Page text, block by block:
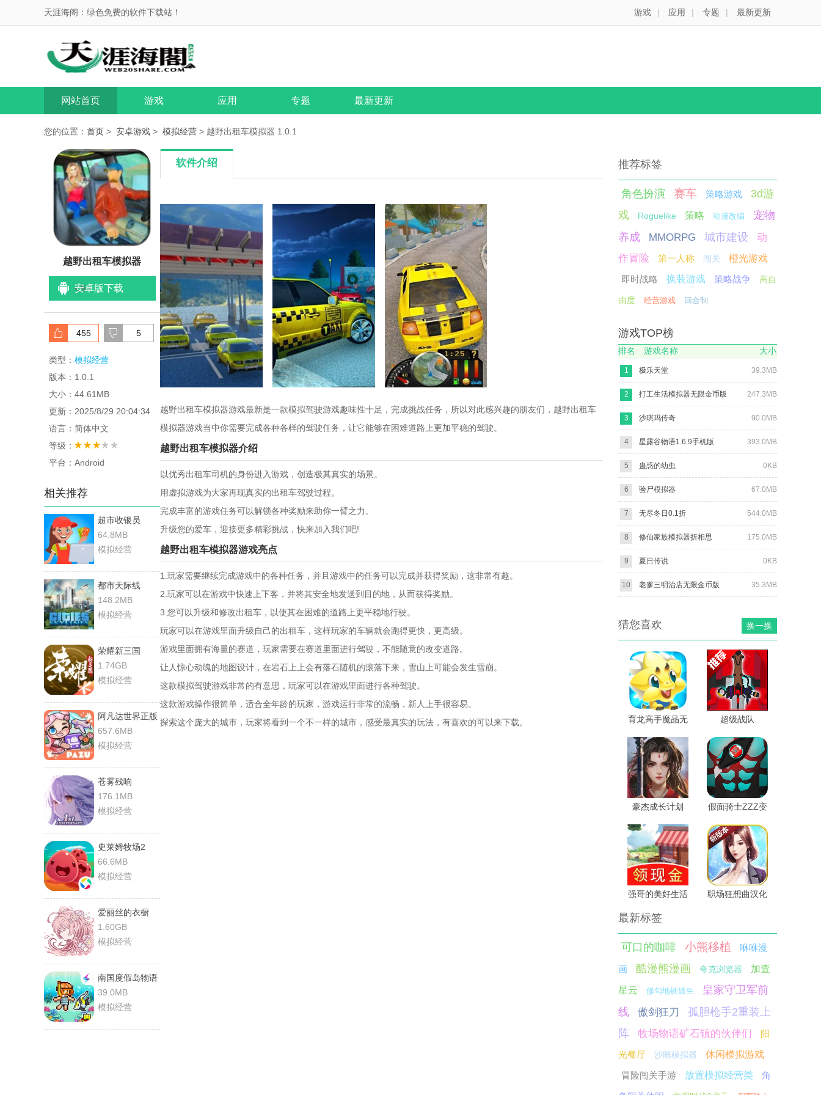
天涯海阁：绿色免费的软件下载站！ 游戏 | 应用 | 专题 | 最新更新
网站首页 游戏 应用 专题 最新更新
您的位置： 首页 > 安卓游戏 > 模拟经营 > 越野出租车模拟器 1.0.1
越野出租车模拟器
安卓版下载
</li>
455 5
类型： 模拟经营
版本：1.0.1
大小：44.61MB
更新：2025/8/29 20:04:34
语言：简体中文
等级：
平台：Android
相关推荐
超市收银员
64.8MB
模拟经营
都市天际线
148.2MB
模拟经营
荣耀新三国
1.74GB
模拟经营
阿凡达世界正版
657.6MB
模拟经营
苍雾残响
176.1MB
模拟经营
史莱姆牧场2
66.6MB
模拟经营
爱丽丝的衣橱
1.60GB
模拟经营
南国度假岛物语
39.0MB
模拟经营
软件介绍
越野出租车模拟器游戏最新是一款模拟驾驶游戏趣味性十足，完成挑战任务，所以对此感兴趣的朋友们，越野出租车
模拟器游戏当中你需要完成各种各样的驾驶任务，让它能够在困难道路上更加平稳的驾驶。
越野出租车模拟器介绍
以优秀出租车司机的身份进入游戏，创造极其真实的场景。
用虚拟游戏为大家再现真实的出租车驾驶过程。
完成丰富的游戏任务可以解锁各种奖励来助你一臂之力。
升级您的爱车，迎接更多精彩挑战，快来加入我们吧!
越野出租车模拟器游戏亮点
1.玩家需要继续完成游戏中的各种任务，并且游戏中的任务可以完成并获得奖励，这非常有趣。
2.玩家可以在游戏中快速上下客，并将其安全地发送到目的地，从而获得奖励。
3.您可以升级和修改出租车，以使其在困难的道路上更平稳地行驶。
玩家可以在游戏里面升级自己的出租车，这样玩家的车辆就会跑得更快，更高级。
游戏里面拥有海量的赛道，玩家需要在赛道里面进行驾驶，不能随意的改变道路。
让人惊心动魄的地图设计，在岩石上上会有落石随机的滚落下来，雪山上可能会发生雪崩。
这款模拟驾驶游戏非常的有意思，玩家可以在游戏里面进行各种驾驶。
这款游戏操作很简单，适合全年龄的玩家，游戏运行非常的流畅，新人上手很容易。
探索这个庞大的城市，玩家将看到一个不一样的城市，感受最真实的玩法，有喜欢的可以来下载。
推荐标签
角色扮演 赛车 策略游戏
3d游
戏
Roguelike 策略 动漫改编
宠物
养成
MMORPG 城市建设
动
作冒险
第一人称 闯关
橙光游戏
即时战略
换装游戏 策略战争 高自
由度 经营游戏 回合制
游戏TOP榜
排名 游戏名称 大小
1 39.3MB
极乐天堂
2 247.3MB
打工生活模拟器无限金币版
3 90.0MB
沙琪玛传奇
4 393.0MB
星露谷物语1.6.9手机版
5 0KB
蛊惑的幼虫
6 67.0MB
验尸模拟器
7 544.0MB
无尽冬日0.1折
8 175.0MB
修仙家族模拟器折相思
9 0KB
夏日传说
10 35.3MB
老爹三明治店无限金币版
换一换
猜您喜欢
育龙高手魔晶无
超级战队
OhgerSIM
豪杰成长计划
假面骑士ZZZ变
强哥的美好生活
职场狂想曲汉化
最新标签
可口的咖啡 小熊移植 咻咻漫
画 酷漫熊漫画 夸克浏览器 加查
星云 修勾地铁逃生
皇家守卫军前
线
傲剑狂刀
孤胆枪手2重装上
阵
牧场物语矿石镇的伙伴们
阳
光餐厅
沙雕模拟器
休闲模拟游戏
冒险闯关手游
放置模拟经营类
角